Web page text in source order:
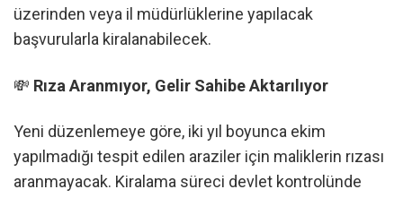
üzerinden veya il müdürlüklerine yapılacak
başvurularla kiralanabilecek.
💸 Rıza Aranmıyor, Gelir Sahibe Aktarılıyor
Yeni düzenlemeye göre, iki yıl boyunca ekim
yapılmadığı tespit edilen araziler için maliklerin rızası
aranmayacak. Kiralama süreci devlet kontrolünde